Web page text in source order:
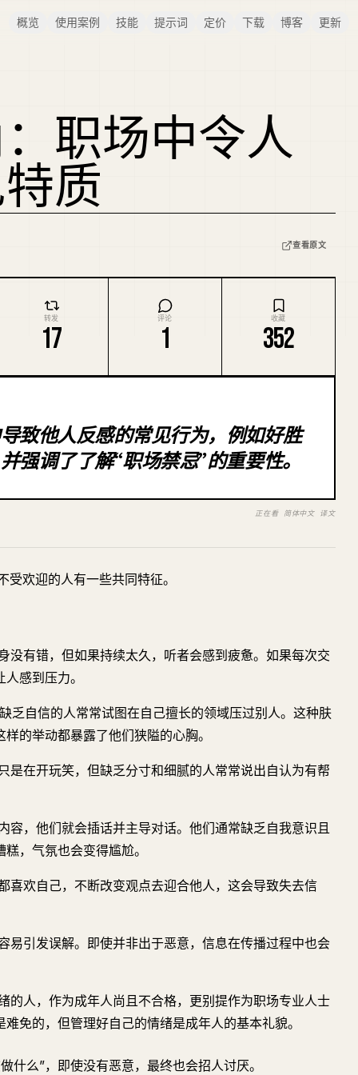
概览 使用案例 技能 提示词 定价 下载 博客 更新
职场中令人
质
查看原文
转发
17
评论
1
收藏
352
致他人反感的常见行为，例如好胜
强调了了解“职场禁忌”的重要性。
正在看 简体中文 译文
欢迎的人有一些共同特征。
没有错，但如果持续太久，听者会感到疲惫。如果每次交
感到压力。
缺乏自信的人常常试图在自己擅长的领域压过别人。这种肤
的举动都暴露了他们狭隘的心胸。
是在开玩笑，但缺乏分寸和细腻的人常常说出自认为有帮
容，他们就会插话并主导对话。他们通常缺乏自我意识且
，气氛也会变得尴尬。
喜欢自己，不断改变观点去迎合他人，这会导致失去信
易引发误解。即使并非出于恶意，信息在传播过程中也会
的人，作为成年人尚且不合格，更别提作为职场专业人士
免的，但管理好自己的情绪是成年人的基本礼貌。
什么”，即使没有恶意，最终也会招人讨厌。